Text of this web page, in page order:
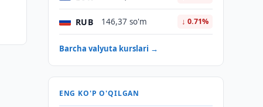
RUB 146,37 so'm ↓ 0.71%
Barcha valyuta kurslari →
ENG KO'P O'QILGAN